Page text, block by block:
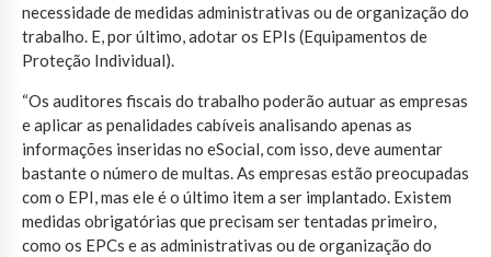
necessidade de medidas administrativas ou de organização do
trabalho. E, por último, adotar os EPIs (Equipamentos de
Proteção Individual).
“Os auditores fiscais do trabalho poderão autuar as empresas
e aplicar as penalidades cabíveis analisando apenas as
informações inseridas no eSocial, com isso, deve aumentar
bastante o número de multas. As empresas estão preocupadas
com o EPI, mas ele é o último item a ser implantado. Existem
medidas obrigatórias que precisam ser tentadas primeiro,
como os EPCs e as administrativas ou de organização do